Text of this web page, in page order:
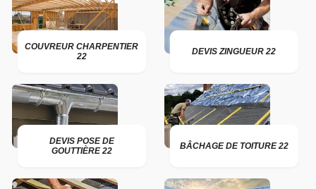
COUVREUR CHARPENTIER
22
DEVIS ZINGUEUR 22
DEVIS POSE DE
GOUTTIÈRE 22
BÂCHAGE DE TOITURE 22